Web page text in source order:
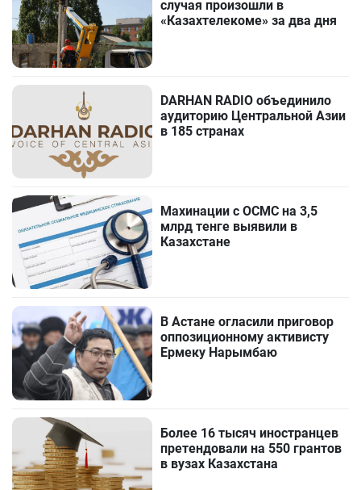
случая произошли в
«Казахтелекоме» за два дня
DARHAN RADIO объединило
аудиторию Центральной Азии
в 185 странах
Махинации с ОСМС на 3,5
млрд тенге выявили в
Казахстане
В Астане огласили приговор
оппозиционному активисту
Ермеку Нарымбаю
Более 16 тысяч иностранцев
претендовали на 550 грантов
в вузах Казахстана